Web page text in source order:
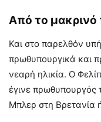
Από το μακρινό
Και στο παρελθόν
πρωθυπουργικά και
νεαρή ηλικία. Ο
έγινε πρωθυπουργός
Μπλερ στη Βρετανία